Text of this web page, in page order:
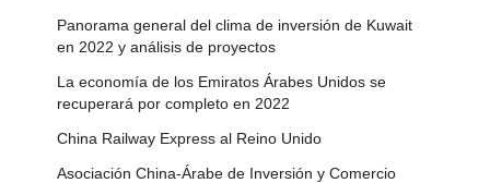
Panorama general del clima de inversión de Kuwait
en 2022 y análisis de proyectos
La economía de los Emiratos Árabes Unidos se
recuperará por completo en 2022
China Railway Express al Reino Unido
Asociación China-Árabe de Inversión y Comercio